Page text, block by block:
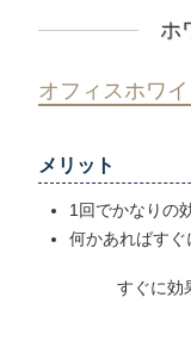
ホ
オフィスホワ
メリット
1回でかなりの
何かあればすぐ
すぐに効